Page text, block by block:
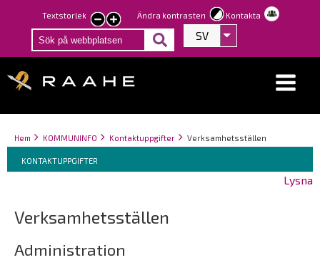
Hoppa
till
huvudinnehåll
Textstorlek
smaller
text
larger
text
Ändra kontrasten Kontakta
SV Visa fler åtgärder
Länkstigar
You
here:
Hem KOMMUNINFO Kontaktuppgifter Verksamhetsställen
Breadcrumbs
You
are
KONTAKTUPPGIFTER
Lysna
Verksamhetsställen
Administration